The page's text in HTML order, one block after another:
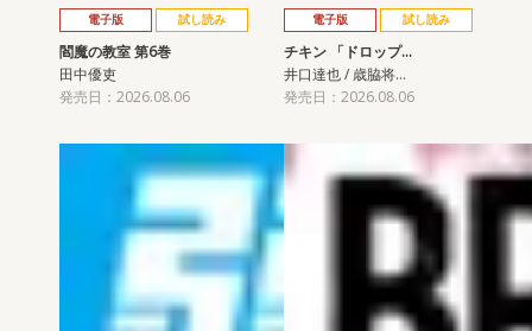
電子版 試し読み
閻魔の教室 第6巻
田中優吏
発売日：2026.08.06
電子版 試し読み
チキン 「ドロップ…
井口達也 / 歳脇将…
発売日：2026.08.06